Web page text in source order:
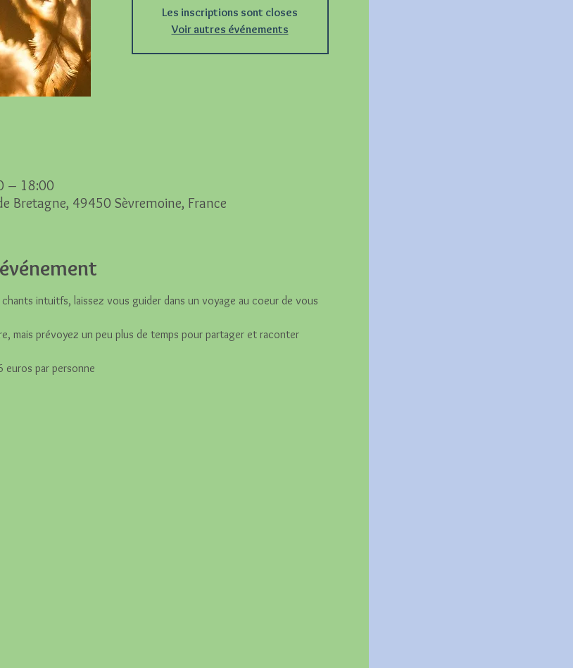
Les inscriptions sont closes
Voir autres événements
– 18:00
Bretagne, 49450 Sèvremoine, France
intuitfs, laissez vous guider dans un voyage au coeur de vous
mais prévoyez un peu plus de temps pour partager et raconter
euros par personne